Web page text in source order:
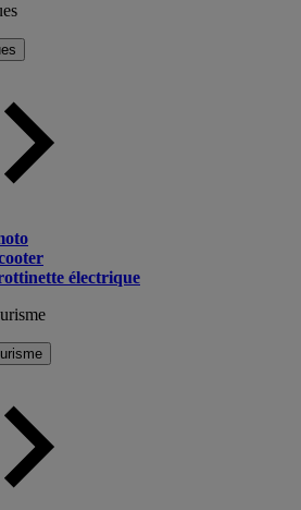
électrique